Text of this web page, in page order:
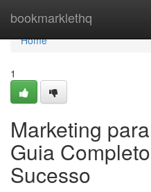
bookmarklethq
Home
Home
1
Marketing
Guia
Sucesso